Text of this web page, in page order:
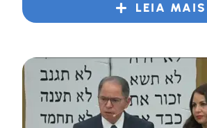
LEIA MAIS